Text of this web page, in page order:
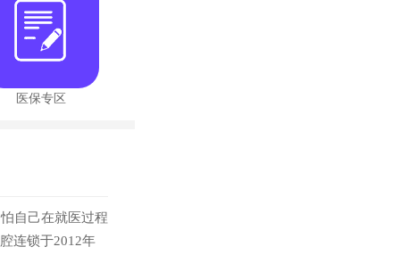
医保专区
自己在就医过程
连锁于2012年